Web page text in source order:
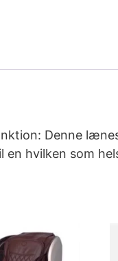
Denne
hvilken som